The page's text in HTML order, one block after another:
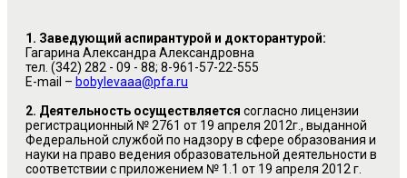
1. Заведующий аспирантурой и докторантурой:
Гагарина Александра Александровна
тел. (342) 282 - 09 - 88; 8-961-57-22-555
E-mail – bobylevaaa@pfa.ru
2. Деятельность осуществляется согласно лицензии
регистрационный № 2761 от 19 апреля 2012г., выданной
Федеральной службой по надзорув сфере образования и
науки на право ведения образовательной деятельности в
соответствии с приложением № 1.1 от 19 апреля 2012 г.